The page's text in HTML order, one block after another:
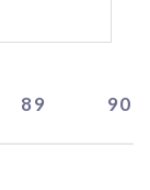
89 90